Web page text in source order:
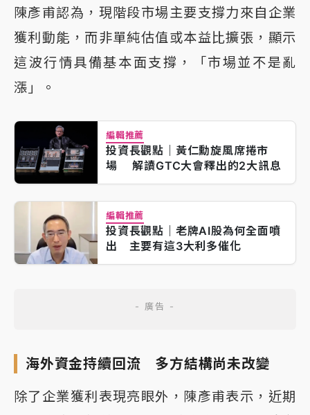
陳彥甫認為，現階段市場主要支撐力來自企業
獲利動能，而非單純估值或本益比擴張，顯示
這波行情具備基本面支撐，「市場並不是亂
漲」。
編輯推薦
投資長觀點｜黃仁勳旋風席捲市
場 解讀GTC大會釋出的2大訊息
編輯推薦
投資長觀點｜老牌AI股為何全面噴
出 主要有這3大利多催化
海外資金持續回流 多方結構尚未改變
除了企業獲利表現亮眼外，陳彥甫表示，近期